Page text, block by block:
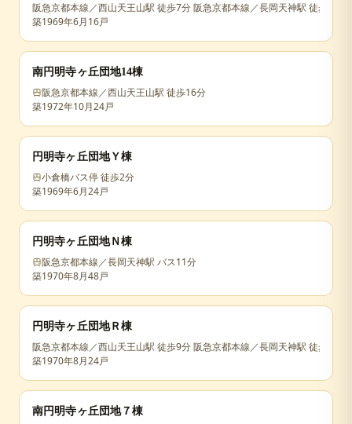
阪急京都本線／西山天王山駅 徒歩7分 阪急京都本線／長岡天神駅 徒歩27分
築1969年6月16戸
南円明寺ヶ丘団地14棟
阪急京都本線／西山天王山駅 徒歩16分
築1972年10月24戸
円明寺ヶ丘団地Ｙ棟
小倉橋バス停 徒歩2分
築1969年6月24戸
円明寺ヶ丘団地Ｎ棟
阪急京都本線／長岡天神駅 バス11分
築1970年8月48戸
円明寺ヶ丘団地Ｒ棟
阪急京都本線／西山天王山駅 徒歩9分 阪急京都本線／長岡天神駅 徒歩28分
築1970年8月24戸
南円明寺ヶ丘団地７棟